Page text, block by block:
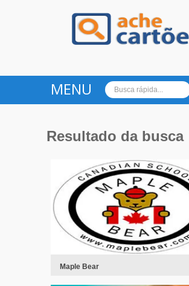
MENU
Resultado da busca
Maple Bear